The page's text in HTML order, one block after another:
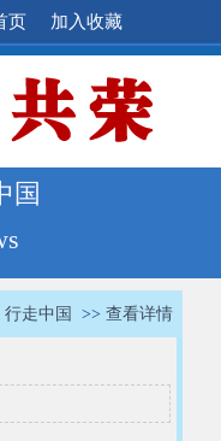
加入收藏
页
国
行走中国 >> 查看详情